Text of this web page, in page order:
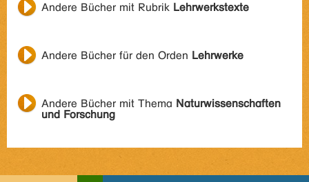
Andere Bücher mit Rubrik Lehrwerkstexte
Andere Bücher für den Orden Lehrwerke
Andere Bücher mit Thema Naturwissenschaften
und Forschung